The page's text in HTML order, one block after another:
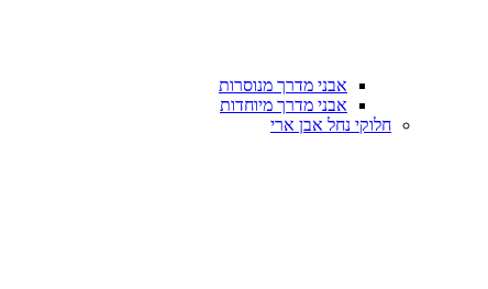
אבני מדרך מנוסרות
אבני מדרך מיוחדות
חלוקי נחל אבן ארי